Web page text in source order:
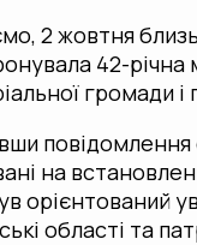
2 жовтня
42-
громади і
повідомлення
на
орієнтований
області та